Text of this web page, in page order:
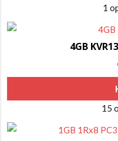
1
4GB
15